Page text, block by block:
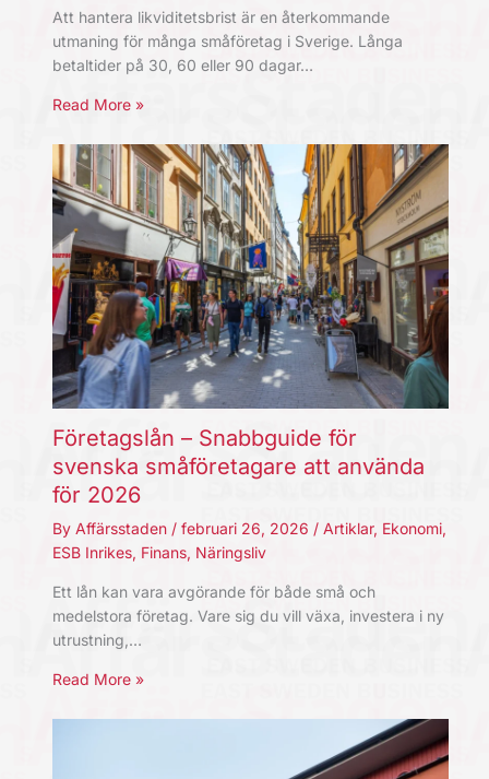
Att hantera likviditetsbrist är en återkommande
utmaning för många småföretag i Sverige. Långa
betaltider på 30, 60 eller 90 dagar…
Read More »
Företagslån – Snabbguide för
svenska småföretagare att använda
för 2026
By Affärsstaden / februari 26, 2026 / Artiklar, Ekonomi,
ESB Inrikes, Finans, Näringsliv
Ett lån kan vara avgörande för både små och
medelstora företag. Vare sig du vill växa, investera i ny
utrustning,…
Read More »